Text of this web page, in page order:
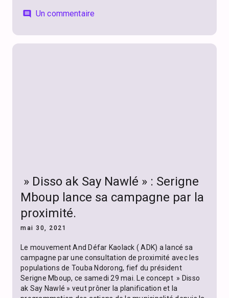
comment Un commentaire
» Disso ak Say Nawlé » : Serigne
Mboup lance sa campagne par la
proximité.
mai 30, 2021
Le mouvement And Défar Kaolack ( ADK) a lancé sa
campagne par une consultation de proximité avec les
populations de Touba Ndorong, fief du président
Serigne Mboup, ce samedi 29 mai. Le concept » Disso
ak Say Nawlé » veut prôner la planification et la